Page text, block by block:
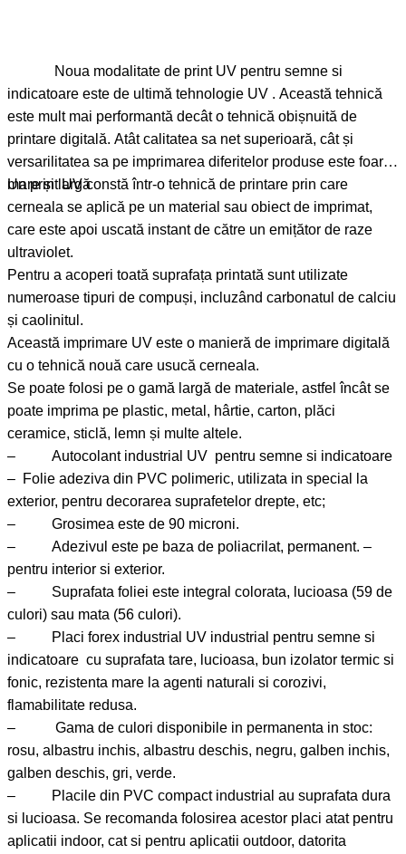
indicatoare este de ultimă tehnologie UV . Această tehnică
este mult mai performantă decât o tehnică obișnuită de
printare digitală. Atât calitatea sa net superioară, cât și
versarilitatea sa pe imprimarea diferitelor produse este foarte
mare și largă
Un print UV constă într-o tehnică de printare prin care
cerneala se aplică pe un material sau obiect de imprimat,
care este apoi uscată instant de către un emițător de raze
ultraviolet.
Pentru a acoperi toată suprafața printată sunt utilizate
numeroase tipuri de compuși, incluzând carbonatul de calciu
și caolinitul.
Această imprimare UV este o manieră de imprimare digitală
cu o tehnică nouă care usucă cerneala.
Se poate folosi pe o gamă largă de materiale, astfel încât se
poate imprima pe plastic, metal, hârtie, carton, plăci
ceramice, sticlă, lemn și multe altele.
– Autocolant industrial UV pentru semne si indicatoare
– Folie adeziva din PVC polimeric, utilizata in special la
exterior, pentru decorarea suprafetelor drepte, etc;
– Grosimea este de 90 microni.
– Adezivul este pe baza de poliacrilat, permanent. –
pentru interior si exterior.
– Suprafata foliei este integral colorata, lucioasa (59 de
culori) sau mata (56 culori).
– Placi forex industrial UV industrial pentru semne si
indicatoare cu suprafata tare, lucioasa, bun izolator termic si
fonic, rezistenta mare la agenti naturali si corozivi,
flamabilitate redusa.
– Gama de culori disponibile in permanenta in stoc:
rosu, albastru inchis, albastru deschis, negru, galben inchis,
galben deschis, gri, verde.
– Placile din PVC compact industrial au suprafata dura
si lucioasa. Se recomanda folosirea acestor placi atat pentru
aplicatii indoor, cat si pentru aplicatii outdoor, datorita